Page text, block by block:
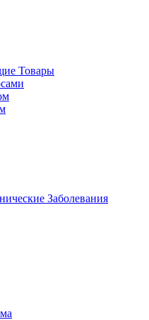
Товары
Заболевания